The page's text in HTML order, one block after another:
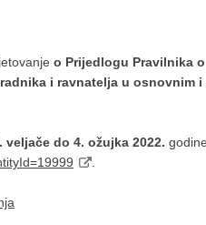
o Prijedlogu Pravilnika
i ravnatelja u osnovnim i
veljače do 4. ožujka 2022.